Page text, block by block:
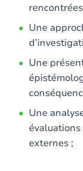
Une
Une
Une
externes ;